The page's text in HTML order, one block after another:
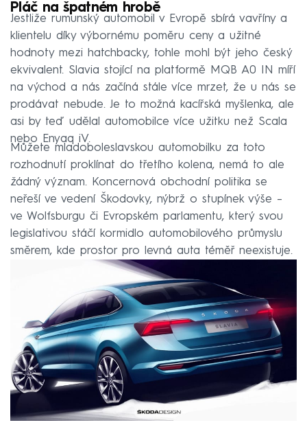
Pláč na špatném hrobě
Jestliže rumunský automobil v Evropě sbírá vavříny a
klientelu díky výbornému poměru ceny a užitné
hodnoty mezi hatchbacky, tohle mohl být jeho český
ekvivalent. Slavia stojící na platformě MQB A0 IN míří
na východ a nás začíná stále více mrzet, že u nás se
prodávat nebude. Je to možná kacířská myšlenka, ale
asi by teď udělal automobilce více užitku než Scala
nebo Enyaq iV.
Můžete mladoboleslavskou automobilku za toto
rozhodnutí proklínat do třetího kolena, nemá to ale
žádný význam. Koncernová obchodní politika se
neřeší ve vedení Škodovky, nýbrž o stupínek výše –
ve Wolfsburgu či Evropském parlamentu, který svou
legislativou stáčí kormidlo automobilového průmyslu
směrem, kde prostor pro levná auta téměř neexistuje.